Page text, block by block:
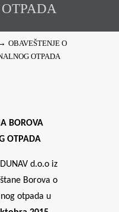
OBAVEŠTENJE O
OTPADA
BOROVA
OTPADA
d.o.o iz
Borova o
otpada u